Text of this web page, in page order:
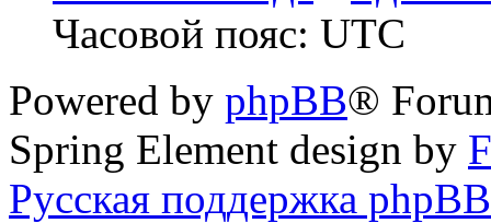
Часовой пояс: UTC
Powered by phpBB®
Spring Element design by
Русская поддержка phpBB